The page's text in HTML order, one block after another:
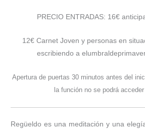
PRECIO ENTRADAS: 16€
12€ Carnet Joven y personas en
escribiendo a
Apertura de puertas 30 minutos antes del
la función no se podrá
Regüeldo es una meditación y una